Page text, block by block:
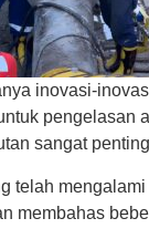
inovasi-
sangat